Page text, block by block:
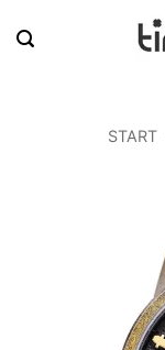
Inhalt
START